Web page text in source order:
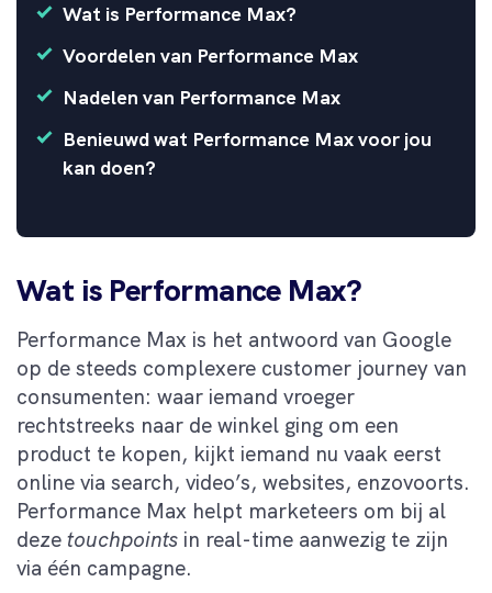
Wat is Performance Max?
Voordelen van Performance Max
Nadelen van Performance Max
Benieuwd wat Performance Max voor jou
kan doen?
Wat is Performance Max?
Performance Max is het antwoord van Google
op de steeds complexere customer journey van
consumenten: waar iemand vroeger
rechtstreeks naar de winkel ging om een
product te kopen, kijkt iemand nu vaak eerst
online via search, video’s, websites, enzovoorts.
Performance Max helpt marketeers om bij al
deze touchpoints in real-time aanwezig te zijn
via één campagne.